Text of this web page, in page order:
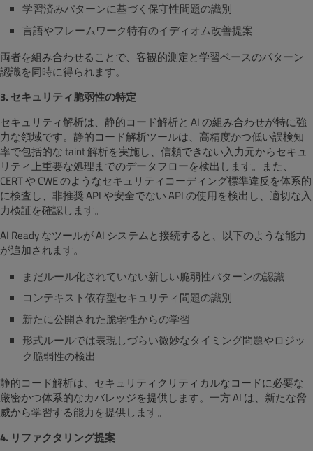
学習済みパターンに基づく保守性問題の識別
言語やフレームワーク特有のイディオム改善提案
両者を組み合わせることで、客観的測定と学習ベースのパターン
認識を同時に得られます。
3. セキュリティ脆弱性の特定
セキュリティ解析は、静的コード解析と AI の組み合わせが特に強
力な領域です。静的コード解析ツールは、高精度かつ低い誤検知
率で包括的な taint 解析を実施し、信頼できない入力元からセキュ
リティ上重要な処理までのデータフローを検出します。また、
CERT や CWE のようなセキュリティコーディング標準違反を体系的
に検査し、非推奨 API や安全でない API の使用を検出し、適切な入
力検証を確認します。
AI Ready なツールが AI システムと接続すると、以下のような能力
が追加されます。
まだルール化されていない新しい脆弱性パターンの認識
コンテキスト依存型セキュリティ問題の識別
新たに公開された脆弱性からの学習
形式ルールでは表現しづらい微妙なタイミング問題やロジッ
ク脆弱性の検出
静的コード解析は、セキュリティクリティカルなコードに必要な
厳密かつ体系的なカバレッジを提供します。一方 AI は、新たな脅
威から学習する能力を提供します。
4. リファクタリング提案